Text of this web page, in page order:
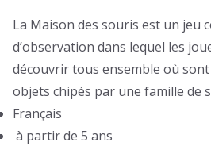
La Maison des souris est un jeu
d’observation dans lequel les
découvrir tous ensemble où
objets chipés par une famille de
Français
à partir de 5 ans